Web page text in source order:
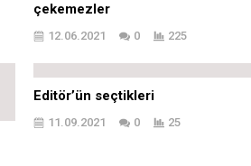
çekemezler
12.06.2021 0 225
Editör’ün seçtikleri
11.09.2021 0 25